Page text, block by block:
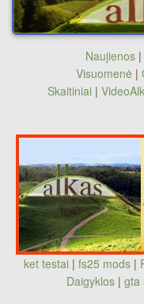
Naujienos|
Visuomenė |
Skaitiniai |
ket testai | fs25 mods|
Daigyklos| gta